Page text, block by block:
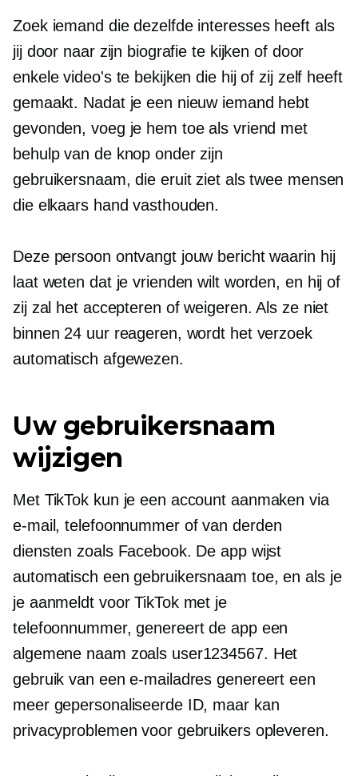
Zoek iemand die dezelfde interesses heeft als
jij door naar zijn biografie te kijken of door
enkele video's te bekijken die hij of zij zelf heeft
gemaakt. Nadat je een nieuw iemand hebt
gevonden, voeg je hem toe als vriend met
behulp van de knop onder zijn
gebruikersnaam, die eruit ziet als twee mensen
die elkaars hand vasthouden.
Deze persoon ontvangt jouw bericht waarin hij
laat weten dat je vrienden wilt worden, en hij of
zij zal het accepteren of weigeren. Als ze niet
binnen 24 uur reageren, wordt het verzoek
automatisch afgewezen.
Uw gebruikersnaam
wijzigen
Met TikTok kun je een account aanmaken via
e-mail, telefoonnummer ofvan derden
diensten zoals Facebook. De app wijst
automatisch een gebruikersnaam toe, en als je
je aanmeldt voor TikTok met je
telefoonnummer, genereert de app een
algemene naam zoals user1234567. Het
gebruik van een e-mailadres genereert een
meer gepersonaliseerde ID, maar kan
privacyproblemen voor gebruikers opleveren.